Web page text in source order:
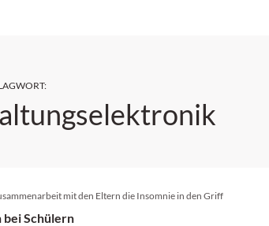
:
mit den Eltern die Insomnie in den Griff
bei Schülern